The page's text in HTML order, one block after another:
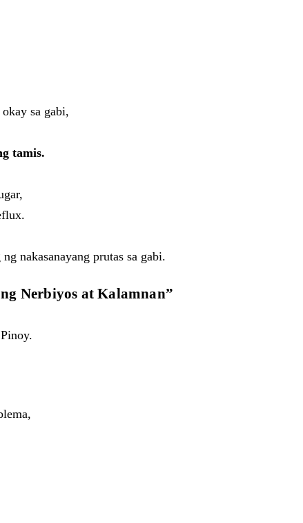
sa gabi,
tamis.
nakasanayang prutas sa gabi.
Nerbiyos at Kalamnan”